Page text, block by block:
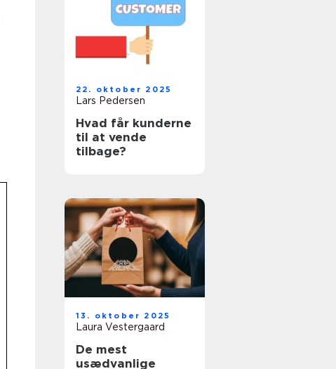
22. oktober 2025
Lars Pedersen
Hvad får kunderne
til at vende
tilbage?
13. oktober 2025
Laura Vestergaard
De mest
usædvanlige